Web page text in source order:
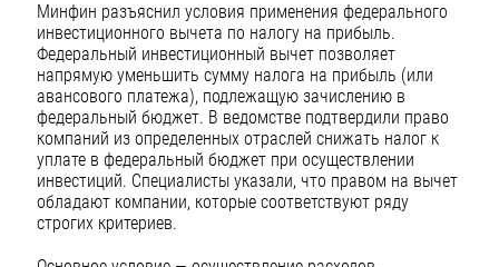
Минфин разъяснил условия применения федерального
инвестиционного вычета по налогу на прибыль.
Федеральный инвестиционный вычет позволяет
напрямую уменьшить сумму налога на прибыль (или
авансового платежа), подлежащую зачислению в
федеральный бюджет. В ведомстве подтвердили право
компаний из определенных отраслей снижать налог к
уплате в федеральный бюджет при осуществлении
инвестиций. Специалисты указали, что правом на вычет
обладают компании, которые соответствуют ряду
строгих критериев.